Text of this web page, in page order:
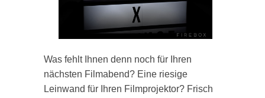
Was fehlt Ihnen denn noch für Ihren
nächsten Filmabend? Eine riesige
Leinwand für Ihren Filmprojektor? Frisch